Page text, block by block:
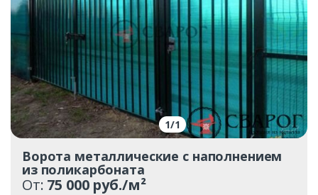
1/1
Ворота металлические с наполнением
из поликарбоната
От: 75 000 руб./м²